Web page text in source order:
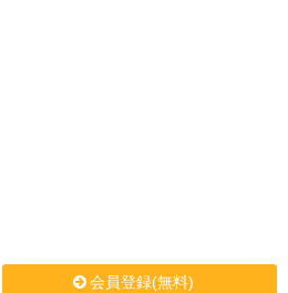
会員登録(無料)